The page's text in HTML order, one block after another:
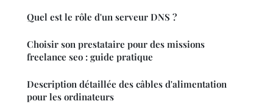
Quel est le rôle d'un serveur DNS ?
Choisir son prestataire pour des missions
freelance seo : guide pratique
Description détaillée des câbles d'alimentation
pour les ordinateurs